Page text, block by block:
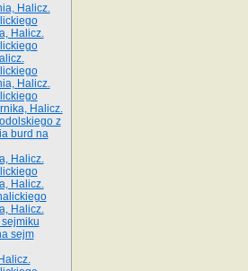
Halicz.
Halicz.
Halicz.
Halicz.
z
burd na
Halicz.
Halicz.
Halicz.
sejm